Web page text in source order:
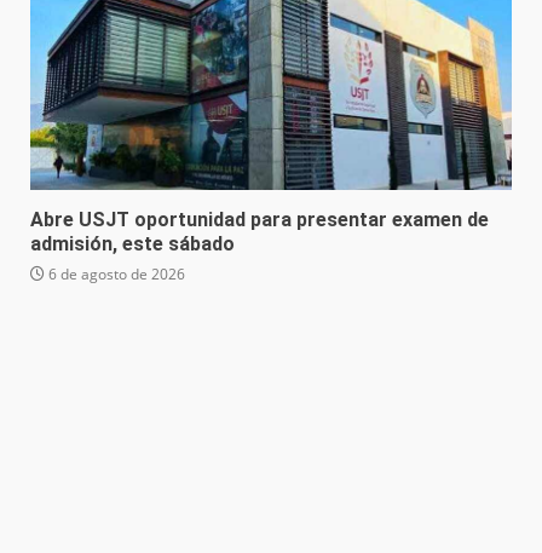
Abre USJT oportunidad para presentar examen de
admisión, este sábado
6 de agosto de 2026